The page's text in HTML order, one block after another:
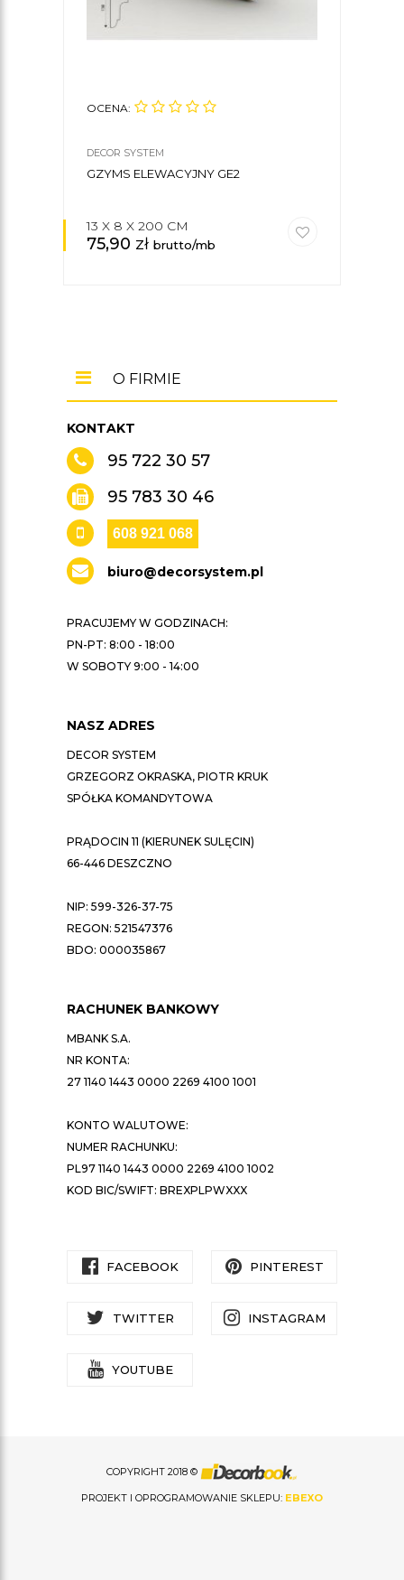
OCENA:
DECOR SYSTEM
GZYMS ELEWACYJNY GE2
13 X 8 X 200 CM
75,90 zł brutto/mb
KONTAKT
95 722 30 57
95 783 30 46
608 921 068
biuro@decorsystem.pl
PRACUJEMY W GODZINACH:
PN-PT: 8:00 - 18:00
W SOBOTY 9:00 - 14:00
NASZ ADRES
DECOR SYSTEM
GRZEGORZ OKRASKA, PIOTR KRUK
SPÓŁKA KOMANDYTOWA
PRĄDOCIN 11 (KIERUNEK SULĘCIN)
66-446 DESZCZNO
NIP: 599-326-37-75
REGON: 521547376
BDO: 000035867
O FIRMIE
RACHUNEK BANKOWY
MBANK S.A.
NR KONTA:
27 1140 1443 0000 2269 4100 1001
KONTO WALUTOWE:
NUMER RACHUNKU:
PL97 1140 1443 0000 2269 4100 1002
KOD BIC/SWIFT: BREXPLPWXXX
FACEBOOK PINTEREST
TWITTER INSTAGRAM
YOUTUBE
COPYRIGHT 2018 ©
PROJEKT I OPROGRAMOWANIE SKLEPU: EBEXO